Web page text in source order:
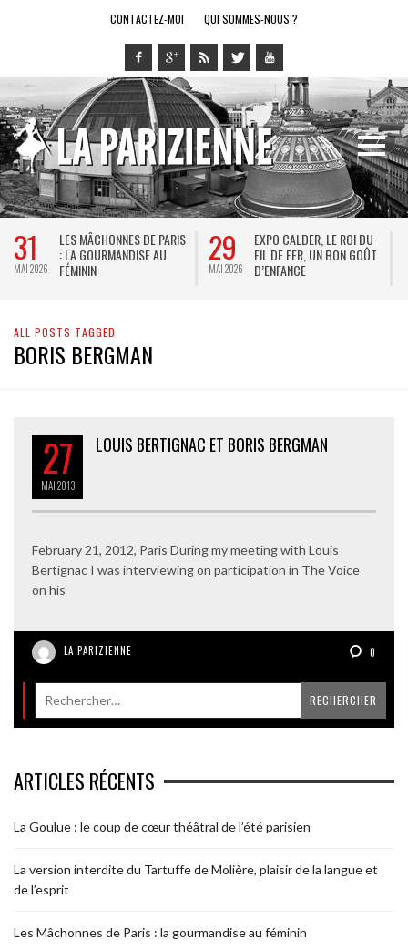
CONTACTEZ-MOI QUI SOMMES-NOUS ?
31
MAI 2026
LES MÂCHONNES DE PARIS
: LA GOURMANDISE AU
FÉMININ
29
MAI 2026
EXPO CALDER, LE ROI DU
FIL DE FER, UN BON GOÛT
D’ENFANCE
ALL POSTS TAGGED
BORIS BERGMAN
27
MAI2013
LOUIS BERTIGNAC ET BORIS BERGMAN
February 21, 2012, Paris During my meeting with Louis
Bertignac I was interviewing on participation in The Voice
on his
LA PARIZIENNE 0
ARTICLES RÉCENTS
La Goulue : le coup de cœur théâtral de l’été parisien
La version interdite du Tartuffe de Molière, plaisir de la langue et
de l’esprit
Les Mâchonnes de Paris : la gourmandise au féminin